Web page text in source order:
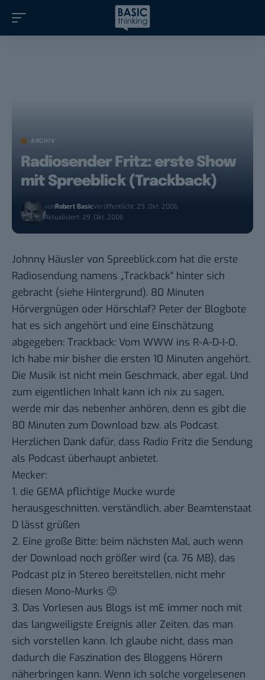
ARCHIV
Radiosender Fritz: erste Show
mit Spreeblick (Trackback)
vonRobert BasicVeröffentlicht: 29. Okt. 2006
Aktualisiert: 29. Okt. 2006
Johnny Häusler von Spreeblick.com hat die erste
Radiosendung namens „Trackback“ hinter sich
gebracht (siehe Hintergrund). 80 Minuten
Hörvergnügen oder Hörschlaf? Peter der Blogbote
hat es sich angehört und eine Einschätzung
abgegeben: Trackback: Vom WWW ins R-A-D-I-O.
Ich habe mir bisher die ersten 10 Minuten angehört.
Die Musik ist nicht mein Geschmack, aber egal. Und
zum eigentlichen Inhalt kann ich nix zu sagen,
werde mir das nebenher anhören, denn es gibt die
80 Minuten zum Download bzw. als Podcast.
Herzlichen Dank dafür, dass Radio Fritz die Sendung
als Podcast überhaupt anbietet.
Mecker:
1. die GEMA pflichtige Mucke wurde
herausgeschnitten, verständlich, aber Beamtenstaat
D lässt grüßen
2. Eine große Bitte: beim nächsten Mal, auch wenn
der Download noch größer wird (ca. 76 MB), das
Podcast plz in Stereo bereitstellen, nicht mehr
diesen Mono-Murks 🙁
3. Das Vorlesen aus Blogs ist mE immer noch mit
das langweiligste Ereignis aller Zeiten, das man
sich vorstellen kann. Ich glaube nicht, dass man
dadurch die Faszination des Bloggens Hörern
näherbringen kann. Wenn ich solche vorgelesenen